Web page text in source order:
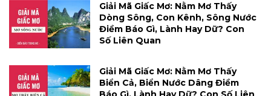
Giải Mã Giấc Mơ: Nằm Mơ Thấy
Dòng Sông, Con Kênh, Sông Nước
Điềm Báo Gì, Lành Hay Dữ? Con
Số Liên Quan
Giải Mã Giấc Mơ: Nằm Mơ Thấy
Biển Cả, Biển Nước Dâng Điềm